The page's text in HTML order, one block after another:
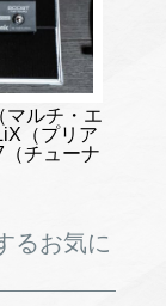
マルチ・エ
（プリア
チューナ
るお気に